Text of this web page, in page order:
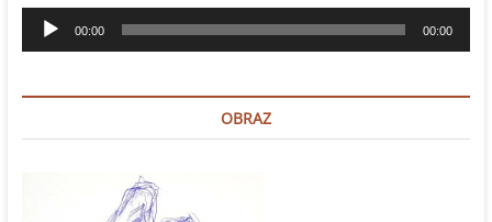
Odtwarzacz
plików
00:00 00:00
OBRAZ